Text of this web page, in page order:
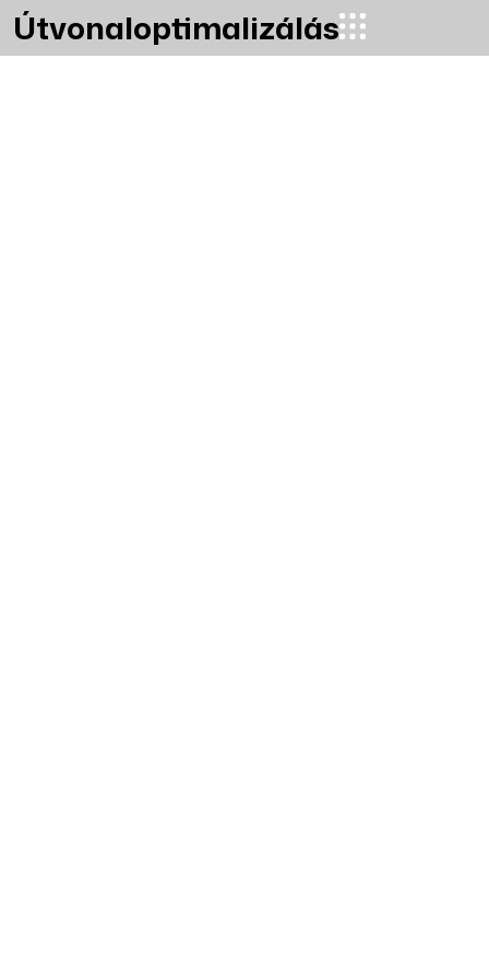
Útvonaloptimalizálás